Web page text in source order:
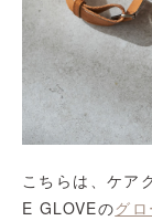
こちらは、ケア
E GLOVEのグ